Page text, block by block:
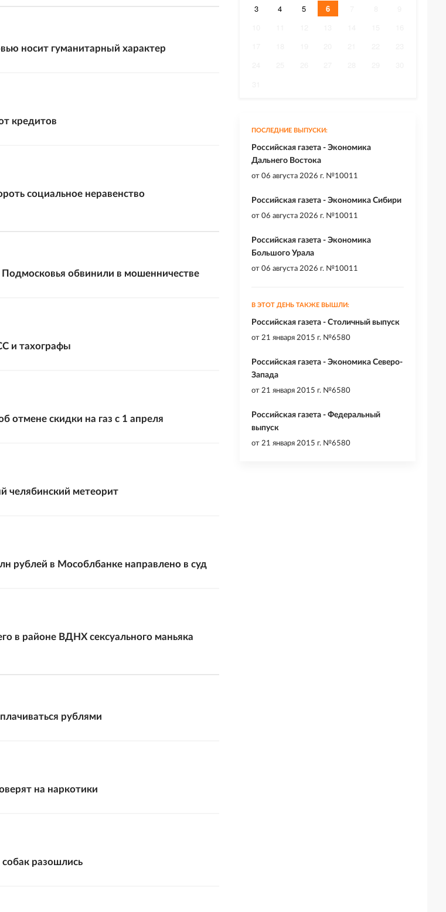
носит гуманитарный характер
кредитов
социальное неравенство
Подмосковья обвинили в мошенничестве
и тахографы
отмене скидки на газ с 1 апреля
челябинский метеорит
рублей в Мособлбанке направлено в суд
в районе ВДНХ сексуального маньяка
рублями
на наркотики
разошлись
3
4 5 6
ПОСЛЕДНИЕ ВЫПУСКИ:
Российская газета - Экономика
Дальнего Востока
от 06 августа 2026 г. №10011
Российская газета - Экономика Сибири
от 06 августа 2026 г. №10011
Российская газета - Экономика
Большого Урала
от 06 августа 2026 г. №10011
В ЭТОТ ДЕНЬ ТАКЖЕ ВЫШЛИ:
Российская газета - Столичный выпуск
от 21 января 2015 г. №6580
Российская газета - Экономика Северо-
Запада
от 21 января 2015 г. №6580
Российская газета - Федеральный
выпуск
от 21 января 2015 г. №6580